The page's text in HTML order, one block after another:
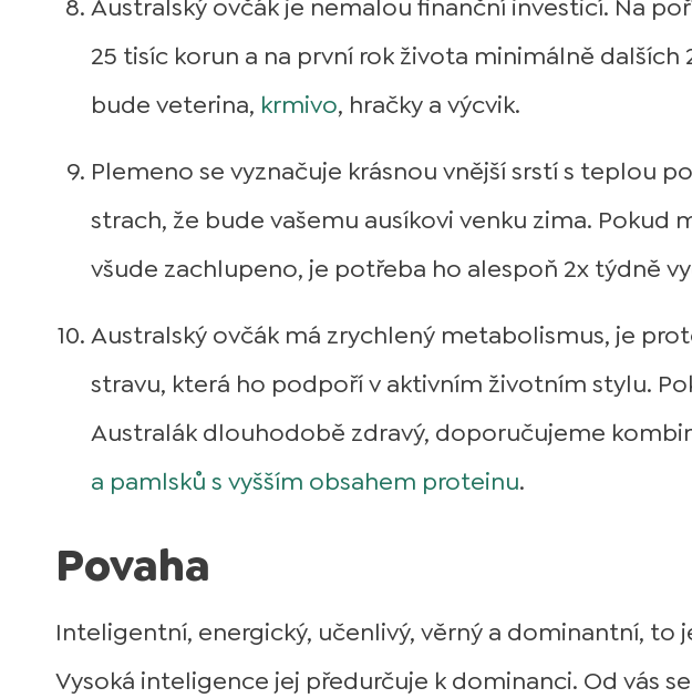
Australský ovčák je nemalou finanční investicí. Na
25 tisíc korun a na první rok života minimálně dalších
bude veterina, krmivo, hračky a výcvik.
Plemeno se vyznačuje krásnou vnější srstí s teplou
strach, že bude vašemu ausíkovi venku zima.
všude zachlupeno, je potřeba ho alespoň 2x týdně
Australský ovčák má zrychlený metabolismus, je
stravu, která ho podpoří v aktivním životním stylu.
Australák dlouhodobě zdravý, doporučujeme
a pamlsků s vyšším obsahem proteinu.
Povaha
Inteligentní, energický, učenlivý, věrný a dominantní, to
Vysoká inteligence jej předurčuje k dominanci. Od vás